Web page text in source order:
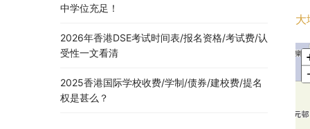
大
中学位充足！
2026年香港DSE考试时间表/报名资格/考试费/认
受性一文看清
2025香港国际学校收费/学制/债券/建校费/提名
权是甚么？